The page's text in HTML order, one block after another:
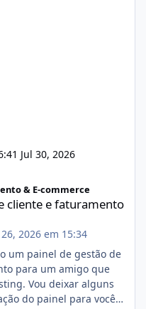
Jul 30, 2026
& E-commerce
cliente e faturamento
2026 em 15:34
um painel de gestão de
para um amigo que
Vou deixar alguns
do painel para vocês